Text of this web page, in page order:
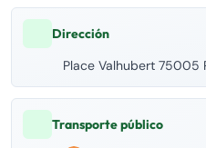
Dirección
Place Valhubert 75005
Transporte público